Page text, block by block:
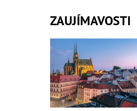
ZAUJÍMAVOSTI